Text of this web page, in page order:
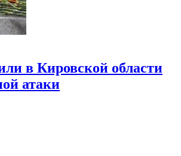
в Кировской области
атаки